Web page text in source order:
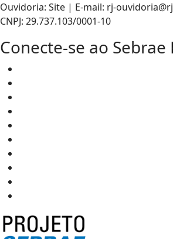
Ouvidoria: Site | E-mail: rj-
CNPJ: 29.737.103/0001-10
Conecte-se ao Sebrae